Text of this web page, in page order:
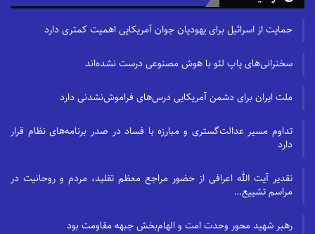
حمایت از اسرائیل برای یهودیان جوان آمریکایی اهمیت کمتری دارد
سخنرانی‌های پاپ لئو با هوش مصنوعی درست نشده‌اند
ملت ایران برای دشمن آمریکایی درس‌های فراموش‌نشدنی دارد
تداوم مسیر عدالت‌گستری و مبارزه با فساد در صدر برنامه‌های نظام قرار
دارد
تقدیر آیت الله اعرافی از حضور مراجع معظم تقلید، مردم و روحانیت در
مراسم تشییع…
رهبر شهید محور وحدت امت و الهام‌بخش جبهه مقاومت بود